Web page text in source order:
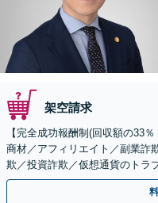
架空請求
【完全成功報酬制(回収額の33
商材／アフィリエイト／副業詐
欺／投資詐欺／仮想通貨のトラ
のみで解決も可能！